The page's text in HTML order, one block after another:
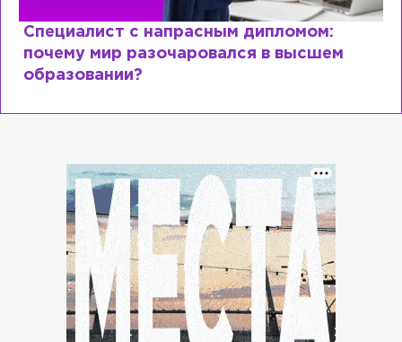
Специалист с напрасным дипломом:
почему мир разочаровался в высшем
образовании?